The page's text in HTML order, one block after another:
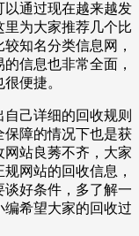
以通过现在越来越发
为大家推荐几个比
知名分类信息网，
信息也非常全面，
便捷。
己详细的回收规则
保障的情况下也是获
站良莠不齐，大家
网站的回收信息，
好条件，多了解一
希望大家的回收过